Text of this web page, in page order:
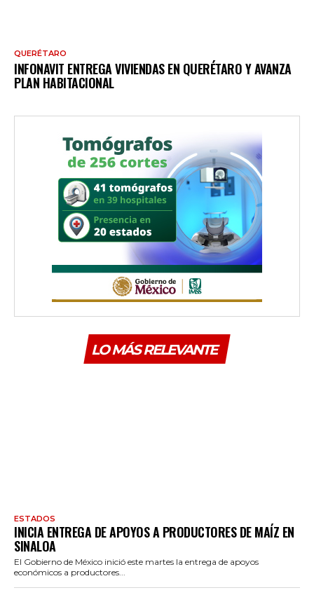
QUERÉTARO
INFONAVIT ENTREGA VIVIENDAS EN QUERÉTARO Y AVANZA
PLAN HABITACIONAL
LO MÁS RELEVANTE
ESTADOS
INICIA ENTREGA DE APOYOS A PRODUCTORES DE MAÍZ EN
SINALOA
El Gobierno de México inició este martes la entrega de apoyos
económicos a productores...